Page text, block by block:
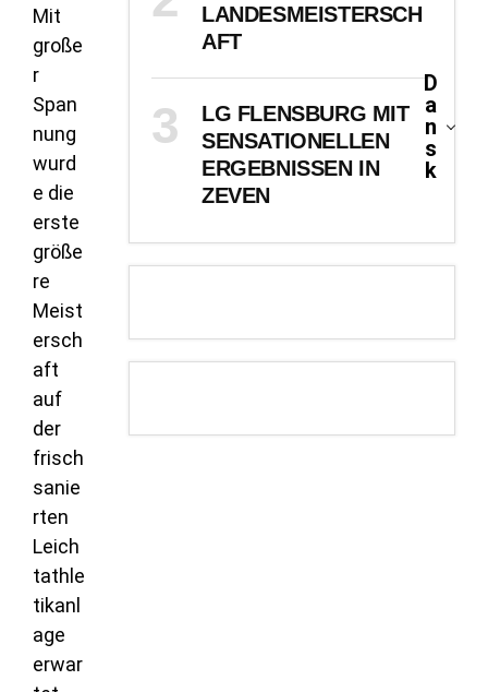
D
a
n
s
k
Mit
große
r
Span
nung
wurd
e die
erste
größe
re
Meist
ersch
aft
auf
der
frisch
sanie
rten
Leich
tathle
tikanl
age
erwar
LANDESMEISTERSCH
AFT
LG FLENSBURG MIT
SENSATIONELLEN
ERGEBNISSEN IN
ZEVEN